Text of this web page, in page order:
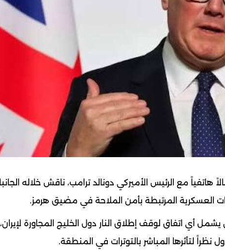
هاتفياً مع الرئيس الأميركي دونالد ترامب، ناقش خلاله
العسكرية المرتبطة بأمن الملاحة في مضيق هرمز.
أي اتفاق لوقف إطلاق النار دول الخليج المجاورة لإيران،
نظراً لتأثرها المباشر بالتوترات في المنطقة.